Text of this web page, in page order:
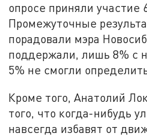
опросе приняли участие
Промежуточные
порадовали мэра
поддержали, лишь 8% с
5% не смогли
Кроме того, Анатолий
того, что когда-нибудь
навсегда избавят от